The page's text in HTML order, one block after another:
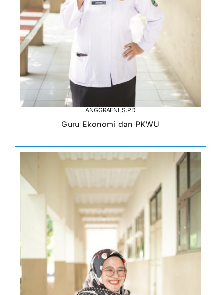
ANGGRAENI, S.PD
Guru Ekonomi dan PKWU